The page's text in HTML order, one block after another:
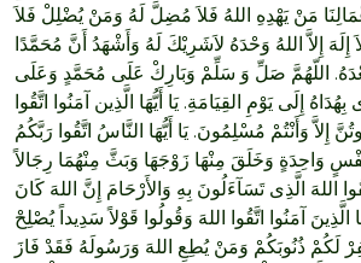
مَنْ يَهْدِهِ اللهُ فَلاَ مُضِلَّ لَهُ وَمَنْ يُضْلِلْ فَلاَ
إِلاَّ اللهُ وَحْدَهُ لاَشَرِيْكَ لَهُ وَأَشْهَدُ أَنَّ مُحَمَّدًا
اللّهُمَّ صَلِّ وَ سَلِّمْ وَبَارِكْ عَلَى مُحَمَّدٍ وَعَلَى
إِلَى يَوْمِ القِيَامَةِ. يَا أَيُّهَا الَّذِين آمَنُوا اتَّقُوا
إِلاَّ وَأَنْتُمْ مُسْلِمُونَ. يَا أَيُّهَا النَّاسُ اتَّقُوا رَبَّكُمُ
وَاحِدَةٍ وَخَلَقَ مِنْهَا زَوْجَهَا وَبَثَّ مِنْهُمَا رِجَالاً
اللهَ الَّذِى تَسَآءَلُونَ بِهِ وَالأَرْحَامَ إِنَّ اللهَ كَانَ
الَّذِينَ آمَنُوا اتَّقُوا اللهَ وَقُولُوا قَوْلاً سَدِيداً يُصْلِحْ
لَكُمْ ذُنُوبَكُمْ وَمَنْ يُطِعِ اللهَ وَرَسُولَهُ فَقَدْ فَازَ